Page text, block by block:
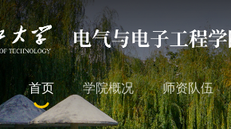
首页 学院概况 师资队伍